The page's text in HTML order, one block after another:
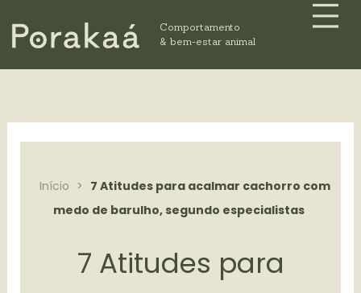
para
conteúdo
Comportamento
& bem-estar animal
Início > 7 Atitudes para acalmar cachorro com
medo de barulho, segundo especialistas
7 Atitudes para